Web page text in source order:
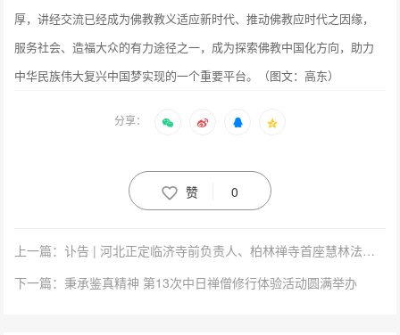
厚，讲经交流已经成为佛教教义适应新时代、推动佛教应时代之因缘，
服务社会、造福大众的有力途径之一，成为探索佛教中国化方向，助力
中华民族伟大复兴中国梦实现的一个重要平台。（图文：高东）
分享：
赞 0
上一篇：讣告 | 河北正定临济寺前负责人、柏林禅寺首座慧林法师在邢台玉泉禅寺示寂
下一篇：秉承鉴真精神 第13次中日禅僧修行体验活动圆满举办